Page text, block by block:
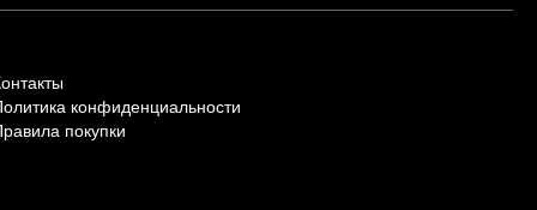
конфиденциальности
покупки